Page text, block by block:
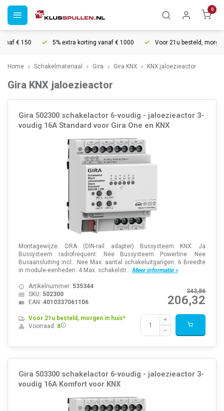
0
€ 150 5% extra korting vanaf € 1000 Voor 21u besteld, morgen in
Home Schakelmateriaal Gira Gira KNX KNX jaloezieactor
Gira KNX jaloezieactor
Gira 502300 schakelactor 6-voudig - jaloezieactor 3-
voudig 16A Standard voor Gira One en KNX
Montagewijze: DRA (DIN-rail adapter) Bussysteem KNX: Ja
Bussysteem radiofrequent: Nee Bussysteem Powerline: Nee
Busaansluiting incl.: Nee Max. aantal schakeluitgangen: 6 Breedte
in module-eenheden: 4 Max. schakelstr... Meer informatie »
343,86
206,32
Artikelnummer: 535344
SKU: 502300
EAN: 4010337061106
Voor 21u besteld, morgen in huis*
Voorraad: 8
Gira 503300 schakelactor 6-voudig - jaloezieactor 3-
voudig 16A Komfort voor KNX